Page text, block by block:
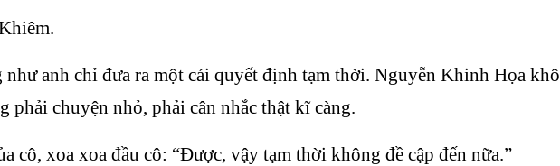
anh chỉ đưa ra một cái quyết định tạm thời. Nguyễn Khinh Họa
chuyện nhỏ, phải cân nhắc thật kĩ càng.
cô, xoa xoa đầu cô: “Được, vậy tạm thời không đề cập đến nữa.”